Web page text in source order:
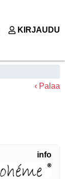
KIRJAUDU
‹ Palaa
info